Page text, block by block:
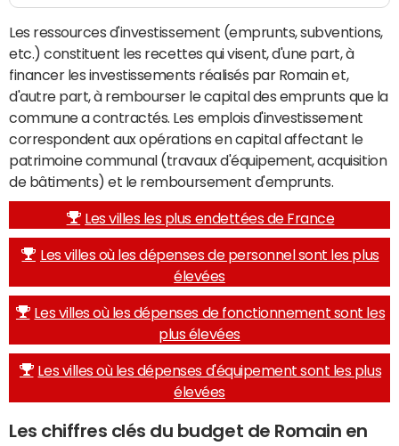
Les ressources d'investissement (emprunts, subventions,
etc.) constituent les recettes qui visent, d'une part, à
financer les investissements réalisés par Romain et,
d'autre part, à rembourser le capital des emprunts que la
commune a contractés. Les emplois d'investissement
correspondent aux opérations en capital affectant le
patrimoine communal (travaux d'équipement, acquisition
de bâtiments) et le remboursement d'emprunts.
Les villes les plus endettées de France
Les villes où les dépenses de personnel sont les plus
élevées
Les villes où les dépenses de fonctionnement sont les
plus élevées
Les villes où les dépenses d'équipement sont les plus
élevées
Les chiffres clés du budget de Romain en